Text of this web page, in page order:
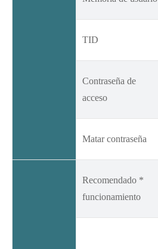
TID
Contraseña de
acceso
Matar contraseña
Recomendado *
funcionamiento